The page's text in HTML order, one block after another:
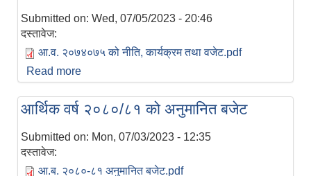
Submitted on: Wed, 07/05/2023 - 20:46
दस्तावेज:
आ.व. २०७४०७५ को नीति, कार्यक्रम तथा वजेट.pdf
Read more
आर्थिक वर्ष २०८०/८१ को अनुमानित बजेट
Submitted on: Mon, 07/03/2023 - 12:35
दस्तावेज:
आ.ब. २०८०-८१ अनुमानित बजेट.pdf